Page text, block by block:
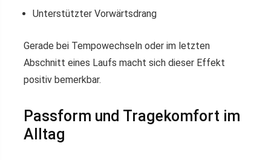
Unterstützter Vorwärtsdrang
Gerade bei Tempowechseln oder im letzten
Abschnitt eines Laufs macht sich dieser Effekt
positiv bemerkbar.
Passform und Tragekomfort im
Alltag